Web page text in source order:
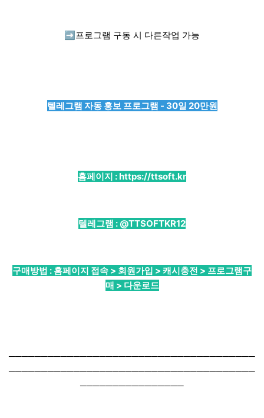
➡️ 프로그램 구동 시 다른작업 가능
텔레그램 자동 홍보 프로그램 - 30일 20만원
홈페이지 :https://ttsoft.kr
텔레그램 : @TTSOFTKR12
구매방법 : 홈페이지 접속 > 회원가입 > 캐시충전 > 프로그램구
매 > 다운로드
──────────────────────────────────────
──────────────────────────────────────
────────────────